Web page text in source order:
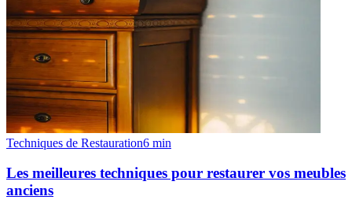
Techniques de Restauration6 min
Les meilleures techniques pour restaurer vos meubles
anciens